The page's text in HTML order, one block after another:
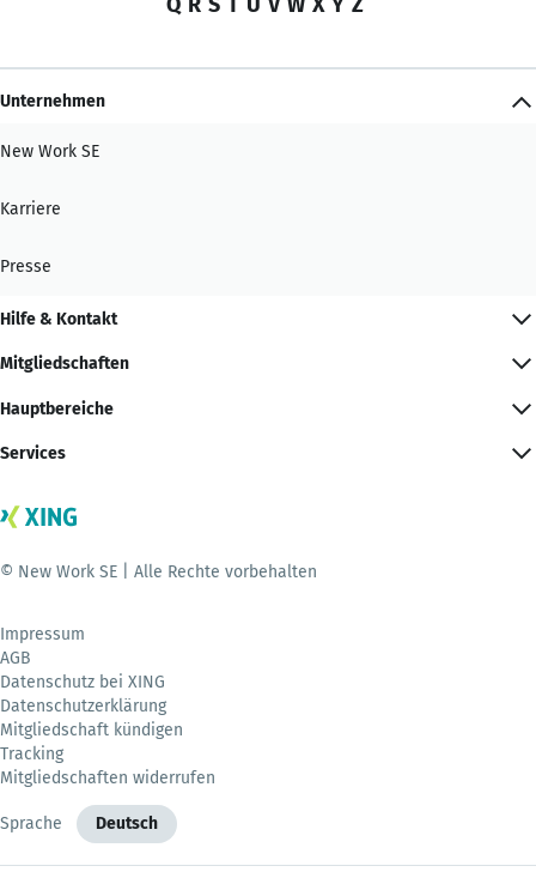
Unternehmen
New Work SE
Karriere
Presse
Hilfe & Kontakt
Mitgliedschaften
Hauptbereiche
Services
© New Work SE | Alle Rechte vorbehalten
Impressum
AGB
Datenschutz bei XING
Datenschutzerklärung
Mitgliedschaft kündigen
Tracking
Mitgliedschaften widerrufen
Sprache Deutsch